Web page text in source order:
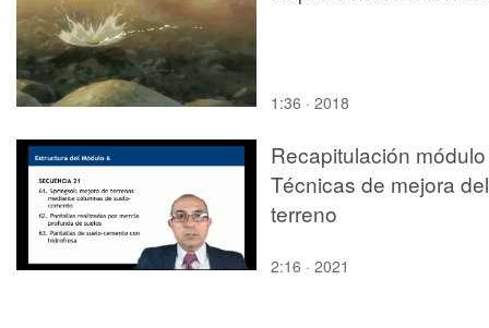
1:36 · 2018
Recapitulación
Técnicas de mejora del
terreno
2:16 · 2021